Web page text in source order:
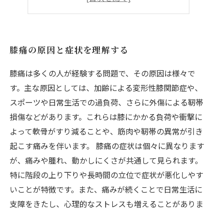
膝痛の原因と症状を理解する
膝痛は多くの人が経験する問題で、その原因は様々で
す。主な原因としては、加齢による変形性膝関節症や、
スポーツや日常生活での過負荷、さらに外傷による靭帯
損傷などがあります。これらは膝にかかる負荷や衝撃に
よって軟骨がすり減ることや、筋肉や靭帯の異常が引き
起こす痛みを伴います。 膝痛の症状は個々に異なります
が、痛みや腫れ、動かしにくさが共通して見られます。
特に階段の上り下りや長時間の立位で症状が悪化しやす
いことが特徴です。また、痛みが続くことで日常生活に
支障をきたし、心理的なストレスも増えることがありま